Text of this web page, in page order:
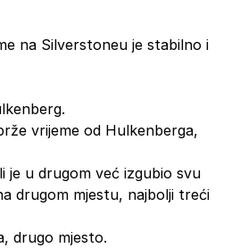
na Silverstoneu je stabilno i
vrijeme od Hulkenberga,
je u drugom već izgubio svu
drugom mjestu, najbolji treći
drugo mjesto.